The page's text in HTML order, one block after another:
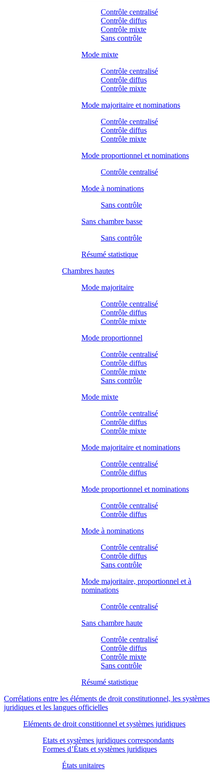
Contrôle centralisé
Contrôle diffus
Contrôle mixte
Sans contrôle
Mode mixte
Contrôle centralisé
Contrôle diffus
Contrôle mixte
Mode majoritaire et nominations
Contrôle centralisé
Contrôle diffus
Contrôle mixte
Mode proportionnel et nominations
Contrôle centralisé
Mode à nominations
Sans contrôle
Sans chambre basse
Sans contrôle
Résumé statistique
Chambres hautes
Mode majoritaire
Contrôle centralisé
Contrôle diffus
Contrôle mixte
Mode proportionnel
Contrôle centralisé
Contrôle diffus
Contrôle mixte
Sans contrôle
Mode mixte
Contrôle centralisé
Contrôle diffus
Contrôle mixte
Mode majoritaire et nominations
Contrôle centralisé
Contrôle diffus
Mode proportionnel et nominations
Contrôle centralisé
Contrôle diffus
Mode à nominations
Contrôle centralisé
Contrôle diffus
Sans contrôle
Mode majoritaire, proportionnel et à
nominations
Contrôle centralisé
Sans chambre haute
Contrôle centralisé
Contrôle diffus
Contrôle mixte
Sans contrôle
Résumé statistique
Corrélations entre les éléments de droit constitutionnel, les systèmes
juridiques et les langues officielles
Eléments de droit constitionnel et systèmes juridiques
Etats et systèmes juridiques correspondants
Formes d’États et systèmes juridiques
États unitaires